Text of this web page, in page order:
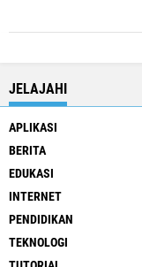
JELAJAHI
APLIKASI
BERITA
EDUKASI
INTERNET
PENDIDIKAN
TEKNOLOGI